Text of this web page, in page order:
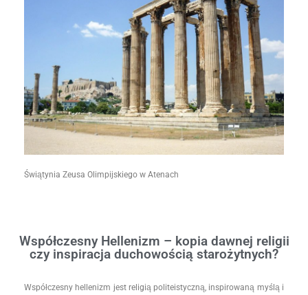
Świątynia Zeusa Olimpijskiego w Atenach
Współczesny Hellenizm – kopia dawnej religii
czy inspiracja duchowością starożytnych?
Współczesny hellenizm jest religią politeistyczną, inspirowaną myślą i